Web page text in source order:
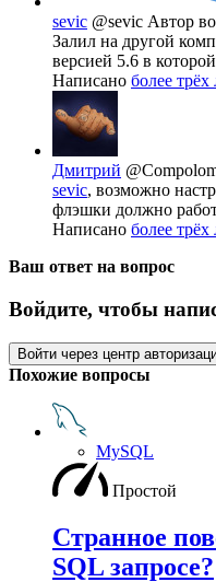
sevic @sevic Автор
Залил на другой
версией 5.6 в
Написано более трёх
Дмитрий
sevic, возможно
флэшки должно
Написано более трёх
Ваш ответ на вопрос
Войдите, чтобы
Войти через центр
Похожие вопросы
MySQL
Простой
Странное
SQL запросе?